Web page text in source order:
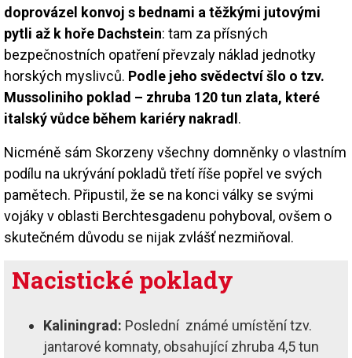
doprovázel konvoj s bednami a těžkými jutovými
pytli až k hoře Dachstein: tam za přísných
bezpečnostních opatření převzaly náklad jednotky
horských myslivců. Podle jeho svědectví šlo o tzv.
Mussoliniho poklad – zhruba 120 tun zlata, které
italský vůdce během kariéry nakradl.
Nicméně sám Skorzeny všechny domněnky o vlastním
podílu na ukrývání pokladů třetí říše popřel ve svých
pamětech. Připustil, že se na konci války se svými
vojáky v oblasti Berchtesgadenu pohyboval, ovšem o
skutečném důvodu se nijak zvlášť nezmiňoval.
Nacistické poklady
Kaliningrad: Poslední známé umístění tzv.
jantarové komnaty, obsahující zhruba 4,5 tun